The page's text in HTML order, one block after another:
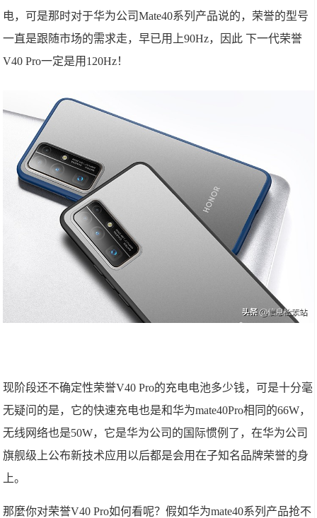
电，可是那时对于华为公司Mate40系列产品说的，荣誉的型号
一直是跟随市场的需求走，早已用上90Hz，因此 下一代荣誉
V40 Pro一定是用120Hz！
现阶段还不确定性荣誉V40 Pro的充电电池多少钱，可是十分毫
无疑问的是，它的快速充电也是和华为mate40Pro相同的66W，
无线网络也是50W，它是华为公司的国际惯例了，在华为公司
旗舰级上公布新技术应用以后都是会用在子知名品牌荣誉的身
上。
那麼你对荣誉V40 Pro如何看呢？假如华为mate40系列产品抢不